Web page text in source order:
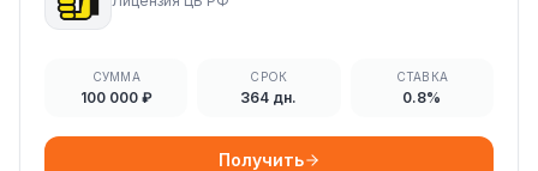
СУММА
100 000 ₽
СРОК
364 дн.
СТАВКА
0.8%
Получить